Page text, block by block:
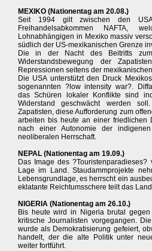
MEXIKO (Nationentag am 20.08.)
Seit 1994 gilt zwischen den
Freihandelsabkommen NAFTA,
Lohnabhängigen in Mexiko massiv
südlich der US-mexikanischen Grenze
Die in der Nacht des Beitritts
Widerstandsbewegung der
Repressionen seitens der
Die USA unterstützt den Druck
sogenannten ?low intensity war?.
das Schüren lokaler Konflikte sind
Widerstand geschwächt werden
Zapatisten, diese Aufforderung zum
arbeiten bis heute an einer friedlichen
nach einer Autonomie der
neoliberalen Herrschaft.
NEPAL (Nationentag am 19.09.)
Das Image des
Lage im Land. Staudammprojekte
Lebensgrundlage, es herrscht ein
eklatante Reichtumsschere teilt das
NIGERIA (Nationentag am 26.10.)
Bis heute wird in Nigeria brutal
kritische Journalisten vorgegangen.
wurde als Demokratisierung gefeiert,
handelt, der die alte Politik unter
weiter fortführt.